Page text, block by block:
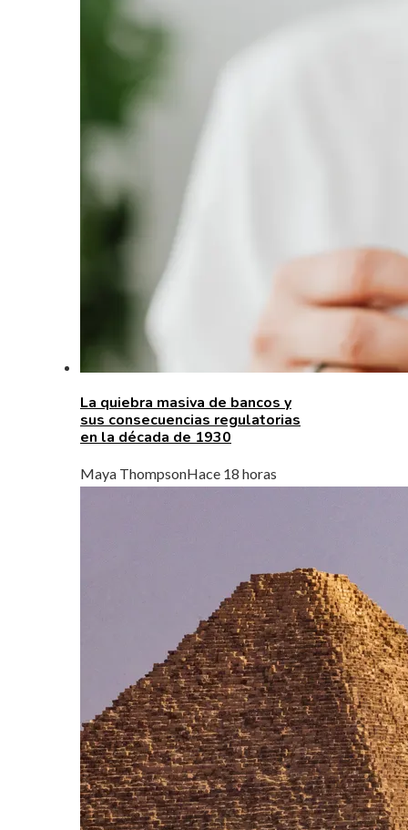
La quiebra masiva de bancos y
sus consecuencias regulatorias
en la década de 1930
Maya ThompsonHace 18 horas